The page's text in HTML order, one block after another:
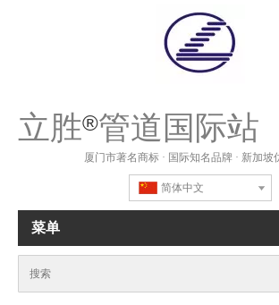
立胜®管道国际站
厦门市著名商标 · 国际知名品牌 · 新加坡
简体中文
菜单